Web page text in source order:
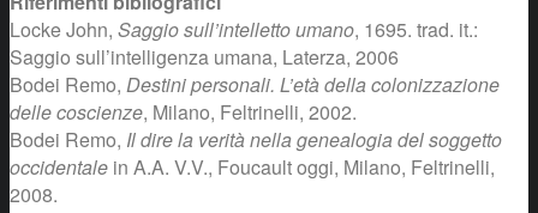
Locke John, Saggio sull’intelletto umano, 1695. trad. it.:
Saggio sull’intelligenza umana, Laterza, 2006
Bodei Remo, Destini personali. L’età della colonizzazione
delle coscienze, Milano, Feltrinelli, 2002.
Bodei Remo, Il dire la verità nella genealogia del soggetto
occidentale in A.A. V.V., Foucault oggi, Milano, Feltrinelli,
2008.